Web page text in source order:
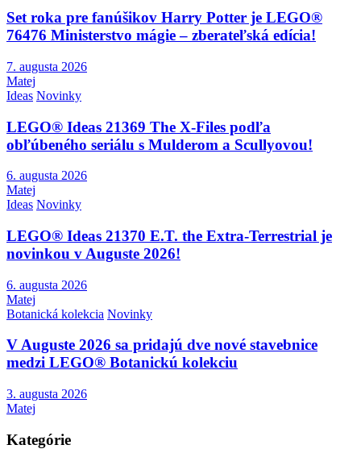
Set roka pre fanúšikov Harry Potter je LEGO®
76476 Ministerstvo mágie – zberateľská edícia!
7. augusta 2026
Matej
Ideas Novinky
LEGO® Ideas 21369 The X-Files podľa
obľúbeného seriálu s Mulderom a Scullyovou!
6. augusta 2026
Matej
Ideas Novinky
LEGO® Ideas 21370 E.T. the Extra-Terrestrial je
novinkou v Auguste 2026!
6. augusta 2026
Matej
Botanická kolekcia Novinky
V Auguste 2026 sa pridajú dve nové stavebnice
medzi LEGO® Botanickú kolekciu
3. augusta 2026
Matej
Kategórie